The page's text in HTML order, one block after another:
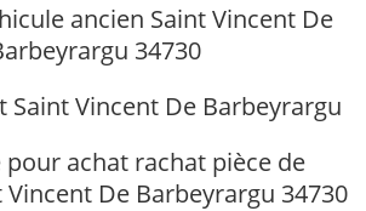
ancien Saint Vincent De
34730
Saint Vincent De Barbeyrargu
achat rachat pièce de
De Barbeyrargu 34730